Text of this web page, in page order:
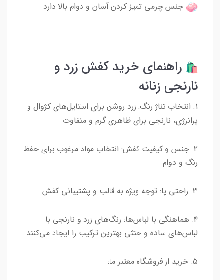
جنس چرمی تمیز کردن آسان و دوام بالا دارد
راهنمای خرید کفش زرد و
نارنجی زنانه
۱. انتخاب تناژ رنگ: زرد روشن برای استایل‌های کژوال و
پرانرژی، نارنجی برای ظاهری گرم و متفاوت
۲. جنس و کیفیت کفش: انتخاب مواد مرغوب برای حفظ
رنگ و دوام
۳. راحتی پا: توجه ویژه به قالب و پشتیبانی کفش
۴. هماهنگی با لباس‌ها: رنگ‌های زرد و نارنجی با
لباس‌های ساده و خنثی بهترین ترکیب را ایجاد می‌کنند
۵. خرید از فروشگاه معتبر ما: